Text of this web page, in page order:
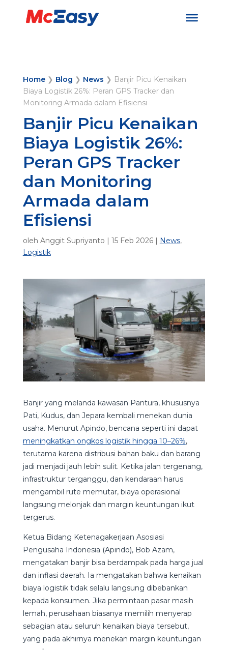
Home❯ Blog ❯ News ❯ Banjir Picu Kenaikan
Biaya Logistik 26%: Peran GPS Tracker dan
Monitoring Armada dalam Efisiensi
Banjir Picu Kenaikan
Biaya Logistik 26%:
Peran GPS Tracker
dan Monitoring
Armada dalam
Efisiensi
oleh Anggit Supriyanto | 15 Feb 2026| News,
Logistik
Banjir yang melanda kawasan Pantura, khususnya
Pati, Kudus, dan Jepara kembali menekan dunia
usaha. Menurut Apindo, bencana seperti ini dapat
meningkatkan ongkos logistik hingga 10–26%,
terutama karena distribusi bahan baku dan barang
jadi menjadi jauh lebih sulit. Ketika jalan tergenang,
infrastruktur terganggu, dan kendaraan harus
mengambil rute memutar, biaya operasional
langsung melonjak dan margin keuntungan ikut
tergerus.
Ketua Bidang Ketenagakerjaan Asosiasi
Pengusaha Indonesia (Apindo), Bob Azam,
mengatakan banjir bisa berdampak pada harga jual
dan inflasi daerah. Ia mengatakan bahwa kenaikan
biaya logistik tidak selalu langsung dibebankan
kepada konsumen. Jika permintaan pasar masih
lemah, perusahaan biasanya memilih menyerap
sebagian atau seluruh kenaikan biaya tersebut,
yang pada akhirnya menekan margin keuntungan